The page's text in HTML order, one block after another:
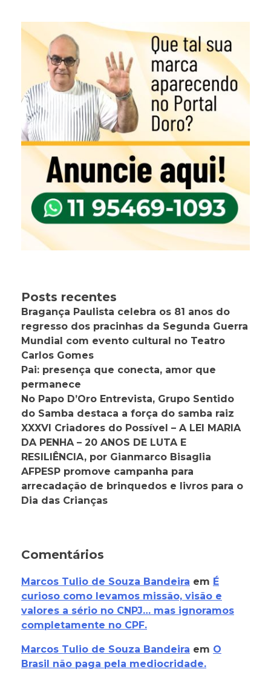
Posts recentes
Bragança Paulista celebra os 81 anos do
regresso dos pracinhas da Segunda Guerra
Mundial com evento cultural no Teatro
Carlos Gomes
Pai: presença que conecta, amor que
permanece
No Papo D’Oro Entrevista, Grupo Sentido
do Samba destaca a força do samba raiz
XXXVI Criadores do Possível – A LEI MARIA
DA PENHA – 20 ANOS DE LUTA E
RESILIÊNCIA, por Gianmarco Bisaglia
AFPESP promove campanha para
arrecadação de brinquedos e livros para o
Dia das Crianças
Comentários
Marcos Tulio de Souza Bandeira em É
curioso como levamos missão, visão e
valores a sério no CNPJ… mas ignoramos
completamente no CPF.
Marcos Tulio de Souza Bandeira em O
Brasil não paga pela mediocridade.